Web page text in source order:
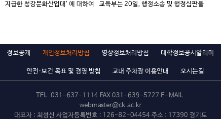
지급한 청강문화산업대’ 에 대하여 교육부는 20일, 행정소송 및 행정심판을
문제들의 사실을 정확하게 밝혀 바로잡고자 한다. 1. 감사 […]
정보공개
개인정보처리방침 영상정보처리방침 대학정보공시알리미
안전·보건 목표 및 경영 방침 교내 주차장 이용안내 오시는길
TEL. 031-637-1114 FAX 031-639-5727 E-MAIL.
webmaster@ck.ac.kr
대표자 : 최성신 사업자등록번호 : 126-82-04454 주소 : 17390 경기도